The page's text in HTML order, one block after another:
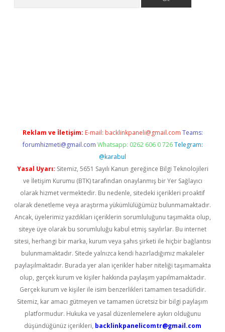
Reklam ve İletişim: E-mail: backlinkpaneli@gmail.com Teams:
forumhizmeti@gmail.com Whatsapp: 0262 606 0 726 Telegram:
@karabul
Yasal Uyarı: Sitemiz, 5651 Sayılı Kanun gereğince Bilgi Teknolojileri
ve İletişim Kurumu (BTK) tarafından onaylanmış bir Yer Sağlayıcı
olarak hizmet vermektedir. Bu nedenle, sitedeki içerikleri proaktif
olarak denetleme veya araştırma yükümlülüğümüz bulunmamaktadır.
Ancak, üyelerimiz yazdıkları içeriklerin sorumluluğunu taşımakta olup,
siteye üye olarak bu sorumluluğu kabul etmiş sayılırlar. Bu internet
sitesi, herhangi bir marka, kurum veya şahıs şirketi ile hiçbir bağlantısı
bulunmamaktadır. Sitede yalnızca kendi hazırladığımız makaleler
paylaşılmaktadır. Burada yer alan içerikler haber niteliği taşımamakta
olup, gerçek kurum ve kişiler hakkında paylaşım yapılmamaktadır.
Gerçek kurum ve kişiler ile isim benzerlikleri tamamen tesadüfidir.
Sitemiz, kar amacı gütmeyen ve tamamen ücretsiz bir bilgi paylaşım
platformudur. Hukuka ve yasal düzenlemelere aykırı olduğunu
düşündüğünüz içerikleri, backlinkpanelicomtr@gmail.com